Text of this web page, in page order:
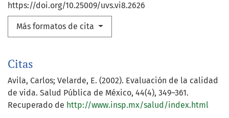
https://doi.org/10.25009/uvs.vi8.2626
Más formatos de cita
Citas
Avila, Carlos; Velarde, E. (2002). Evaluación de la calidad
de vida. Salud Pública de México, 44(4), 349–361.
Recuperado de http://www.insp.mx/salud/index.html